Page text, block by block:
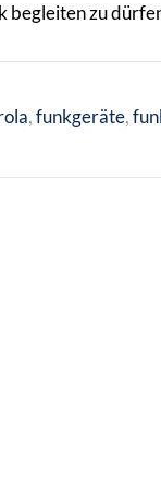
begleiten zu
funkgeräte